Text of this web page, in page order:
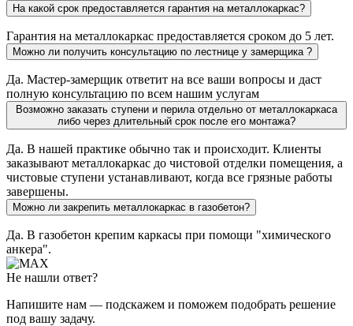
На какой срок предоставляется гарантия на металлокаркас?
Гарантия на металлокаркас предоставляется сроком до 5 лет.
Можно ли получить консультацию по лестнице у замерщика ?
Да. Мастер-замерщик ответит на все ваши вопросы и даст
полную консультацию по всем нашим услугам
Возможно заказать ступени и перила отдельно от металлокаркаса
либо через длительный срок после его монтажа?
Да. В нашей практике обычно так и происходит. Клиенты
заказывают металлокаркас до чистовой отделки помещения, а
чистовые ступени устанавливают, когда все грязные работы
завершены.
Можно ли закрепить металлокаркас в газобетон?
Да. В газобетон крепим каркасы при помощи "химического
анкера".
Не нашли ответ?
Напишите нам — подскажем и поможем подобрать решение
под вашу задачу.